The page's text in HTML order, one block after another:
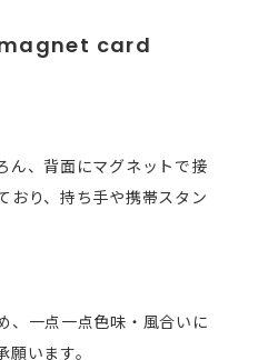
card
ん、背面にマグネットで接
おり、持ち手や携帯スタン
、一点一点色味・風合いに
います。